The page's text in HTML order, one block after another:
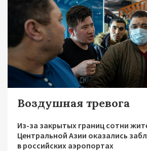
Воздушная тревога
Из-за закрытых границ сотни
Центральной Азии оказались
в российских аэропортах